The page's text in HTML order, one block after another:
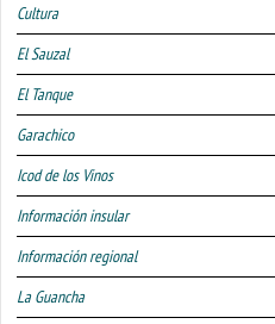
Cultura
El Sauzal
El Tanque
Garachico
Icod de los Vinos
Información insular
Información regional
La Guancha